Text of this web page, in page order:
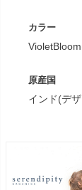
カラー
原産国
インド(デ